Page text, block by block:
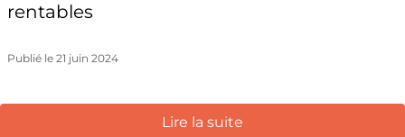
rentables
Publié le 21 juin 2024
Lire la suite